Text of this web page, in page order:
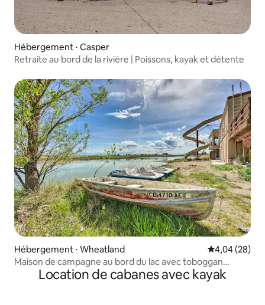
Hébergement ⋅ Casper
Retraite au bord de la rivière | Poissons, kayak et détente
Hébergement ⋅ Wheatland Évaluation
4,04 (28)
Maison de campagne au bord du lac avec toboggan
aquatique et trampoline !
Location de cabanes avec kayak